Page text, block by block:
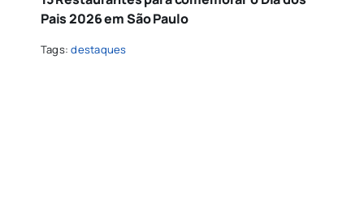
Pais 2026 em São Paulo
Tags:destaques